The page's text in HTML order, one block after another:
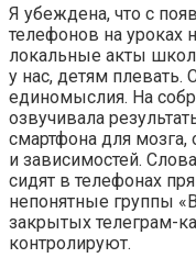
Я убеждена, что с
телефонов на уроках
локальные акты
у нас, детям плевать.
единомыслия. На
озвучивала
смартфона для
и зависимостей.
сидят в телефонах
непонятные группы
закрытых телеграм-
контролируют.